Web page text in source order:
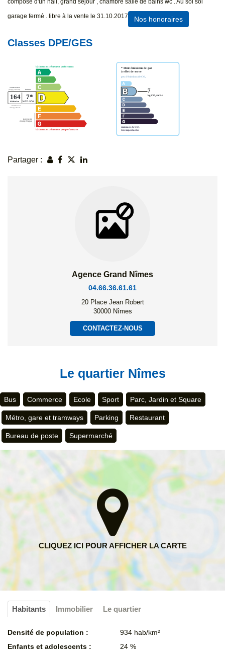
composé d'un hall, grand séjour , chambre salle de bains wc . Au sol sol
garage fermé . libre à la vente le 31.10.2017 Nos honoraires
Classes DPE/GES
Partager :
Agence Grand Nîmes
04.66.36.61.61
20 Place Jean Robert
30000 Nîmes
CONTACTEZ-NOUS
Le quartier Nîmes
Bus Commerce Ecole Sport Parc, Jardin et Square
Métro, gare et tramways Parking Restaurant
Bureau de poste Supermarché
Habitants Immobilier Le quartier
Densité de population :
934 hab/km²
Enfants et adolescents :
24 %